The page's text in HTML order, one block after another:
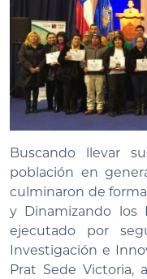
Buscando llevar
población en
culminaron de
y Dinamizando los
ejecutado por
Investigación e
Prat Sede Victoria,